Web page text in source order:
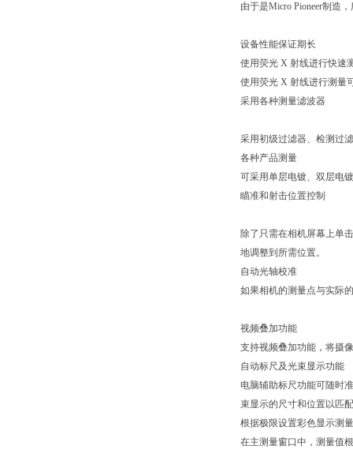
由于是Micro Pioneer制造，
设备性能保证期长
使用荧光 X 射线进行快速
使用荧光 X 射线进行测量
采用各种测量滤波器
采用初级过滤器、检测过
各种产品测量
可采用单层电镀、双层电
瞄准和射击位置控制
除了只需在相机屏幕上单
地调整到所需位置。
自动光轴校准
如果相机的测量点与实际的
视频叠加功能
支持视频叠加功能，将摄
自动标尺及光束显示功能
电脑辅助标尺功能可随时
束显示的尺寸和位置以匹
根据极限设置彩色显示测
在主测量窗口中，测量值